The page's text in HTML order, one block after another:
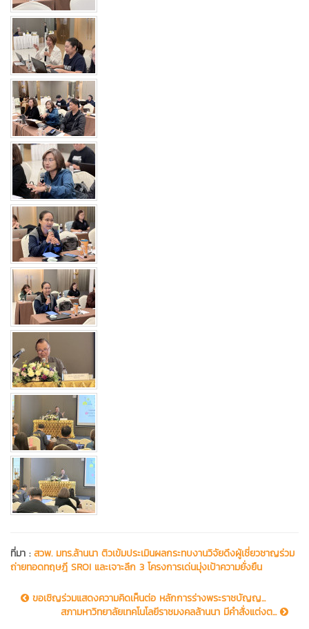
ที่มา :สวพ. มทร.ล้านนา ติวเข้มประเมินผลกระทบงานวิจัยดึงผู้เชี่ยวชาญร่วม
ถ่ายทอดทฤษฎี SROI และเจาะลึก 3 โครงการเด่นมุ่งเป้าความยั่งยืน
ขอเชิญร่วมแสดงความคิดเห็นต่อ หลักการร่างพระราชบัญญ...
สภามหาวิทยาลัยเทคโนโลยีราชมงคลล้านนา มีคำสั่งแต่งต...